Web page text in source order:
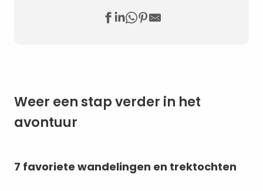
Weer een stap verder in het
avontuur
7 favoriete wandelingen en trektochten